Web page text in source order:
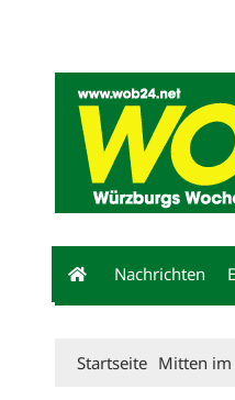
Nachrichten
Startseite Mitten im